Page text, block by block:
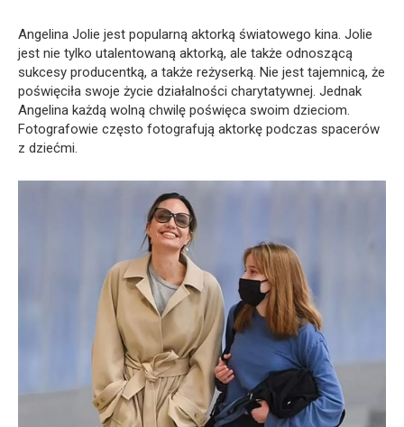
Angelina Jolie jest popularną aktorką światowego kina. Jolie
jest nie tylko utalentowaną aktorką, ale także odnoszącą
sukcesy producentką, a także reżyserką. Nie jest tajemnicą, że
poświęciła swoje życie działalności charytatywnej. Jednak
Angelina każdą wolną chwilę poświęca swoim dzieciom.
Fotografowie często fotografują aktorkę podczas spacerów
z dziećmi.